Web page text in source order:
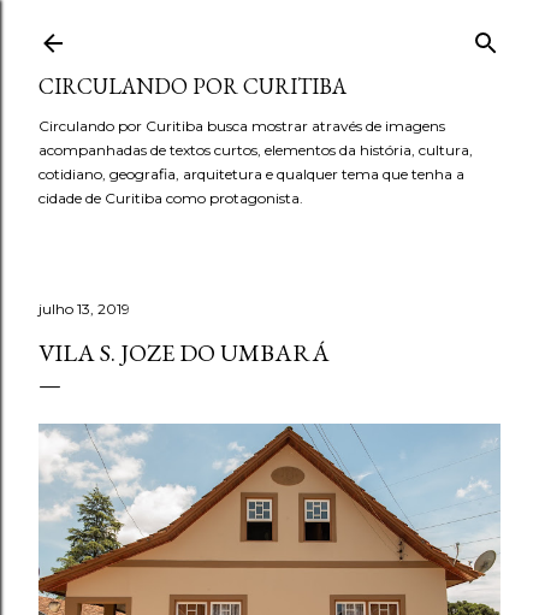
CIRCULANDO POR CURITIBA
Circulando por Curitiba busca mostrar através de imagens
acompanhadas de textos curtos, elementos da história, cultura,
cotidiano, geografia, arquitetura e qualquer tema que tenha a
cidade de Curitiba como protagonista.
julho 13, 2019
VILA S. JOZE DO UMBARÁ